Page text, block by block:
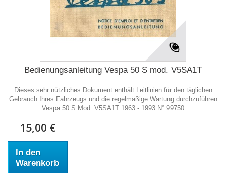
Bedienungsanleitung Vespa 50 S mod. V5SA1T
Dieses sehr nützliches Dokument enthält Leitlinien für den täglichen
Gebrauch Ihres Fahrzeugs und die regelmäßige Wartung durchzuführen
Vespa 50 S Mod. V5SA1T 1963 - 1993 N° 99750
15,00 €
In den
Warenkorb